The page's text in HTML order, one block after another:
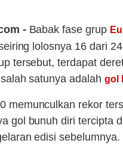
- Babak fase grup
lolosnya 16 dari
tersebut, terdapat
satunya adalah gol
memunculkan rekor
gol bunuh diri tercipta
edisi sebelumnya.